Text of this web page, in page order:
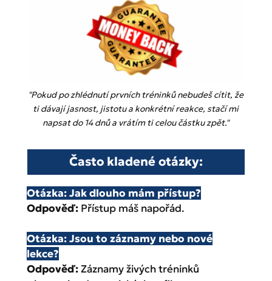
"Pokud po zhlédnutí prvních tréninků nebudeš cítit, že
ti dávají jasnost, jistotu a konkrétní reakce, stačí mi
napsat do 14 dnů a vrátím ti celou částku zpět."
Často kladené otázky:
Otázka: Jak dlouho mám přístup?
Odpověď:Přístup máš napořád.
Otázka: Jsou to záznamy nebo nové
lekce?
Odpověď:Záznamy živých tréninků